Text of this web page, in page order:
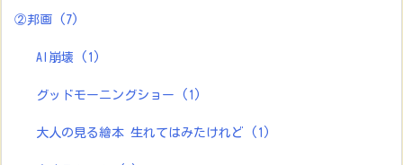
②邦画 (7)
AI崩壊 (1)
グッドモーニングショー (1)
大人の見る繪本 生れてはみたけれど (1)